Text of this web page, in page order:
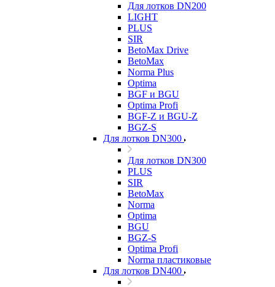
Для лотков DN200
LIGHT
PLUS
SIR
BetoMax Drive
BetoMax
Norma Plus
Optima
BGF и BGU
Optima Profi
BGF-Z и BGU-Z
BGZ-S
Для лотков DN300
Для лотков DN300
PLUS
SIR
BetoMax
Norma
Optima
BGU
BGZ-S
Optima Profi
Norma пластиковые
Для лотков DN400